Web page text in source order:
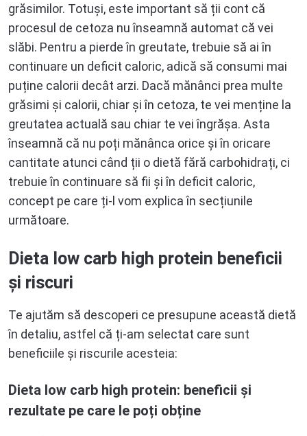
grăsimilor. Totuși, este important să ții cont că
procesul de cetoza nu înseamnă automat că vei
slăbi. Pentru a pierde în greutate, trebuie să ai în
continuare un deficit caloric, adică să consumi mai
puține calorii decât arzi. Dacă mănânci prea multe
grăsimi și calorii, chiar și în cetoza, te vei menține la
greutatea actuală sau chiar te vei îngrășa. Asta
înseamnă că nu poți mănânca orice și în oricare
cantitate atunci când ții o dietă fără carbohidrați, ci
trebuie în continuare să fii și în deficit caloric,
concept pe care ți-l vom explica în secțiunile
următoare.
Dieta low carb high protein beneficii
și riscuri
Te ajutăm să descoperi ce presupune această dietă
în detaliu, astfel că ți-am selectat care sunt
beneficiile și riscurile acesteia:
Dieta low carb high protein: beneficii și
rezultate pe care le poți obține